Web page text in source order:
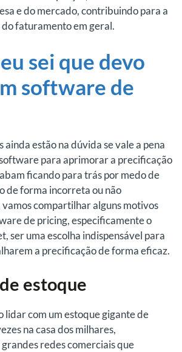
e do mercado, contribuindo para a
faturamento em geral.
sei que devo
software de
ainda estão na dúvida se vale a pena
para aprimorar a precificação
ficando para trás por medo de
de forma incorreta ou não
vamos compartilhar alguns motivos
de pricing, especificamente o
ser uma escolha indispensável para
a precificação de forma eficaz.
estoque
lidar com um estoque gigante de
na casa dos milhares,
redes comerciais que